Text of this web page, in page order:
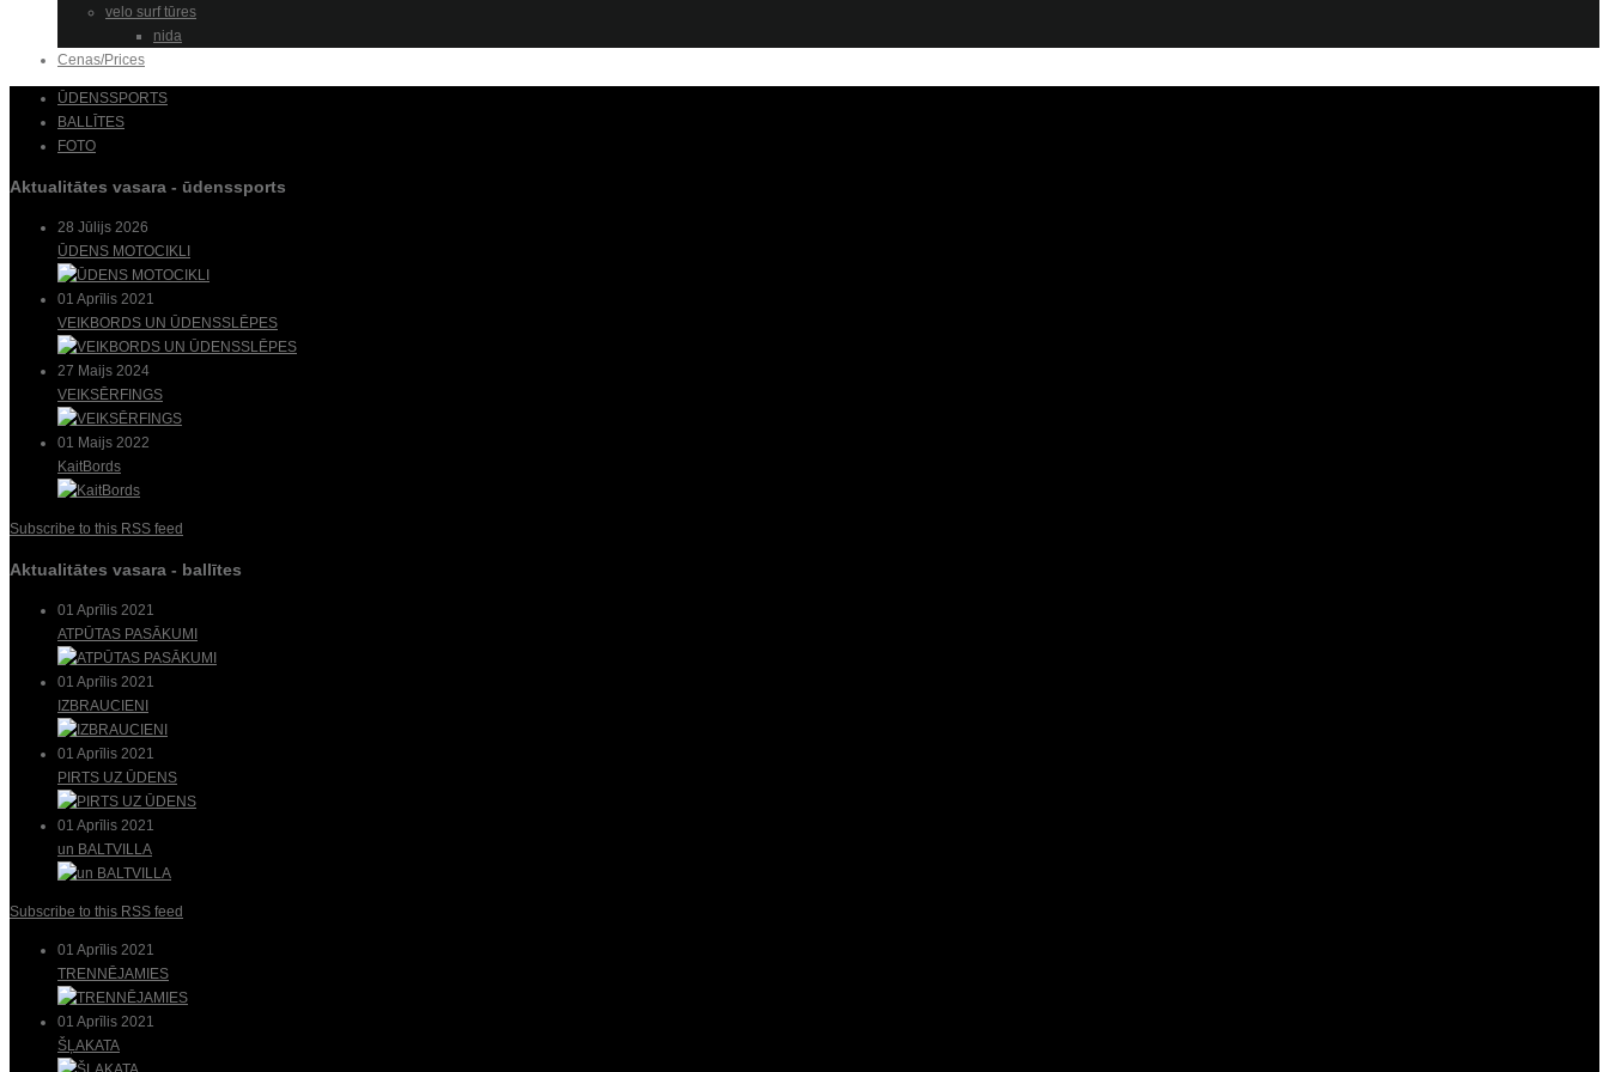
velo surf tūres
nida
Cenas/Prices
ŪDENSSPORTS
BALLĪTES
FOTO
Aktualitātes vasara - ūdenssports
28 Jūlijs 2026
ŪDENS MOTOCIKLI
01 Aprīlis 2021
VEIKBORDS UN ŪDENSSLĒPES
27 Maijs 2024
VEIKSĒRFINGS
01 Maijs 2022
KaitBords
Subscribe to this RSS feed
Aktualitātes vasara - ballītes
01 Aprīlis 2021
ATPŪTAS PASĀKUMI
01 Aprīlis 2021
IZBRAUCIENI
01 Aprīlis 2021
PIRTS UZ ŪDENS
01 Aprīlis 2021
un BALTVILLA
Subscribe to this RSS feed
01 Aprīlis 2021
TRENNĒJAMIES
01 Aprīlis 2021
ŠĻAKATA